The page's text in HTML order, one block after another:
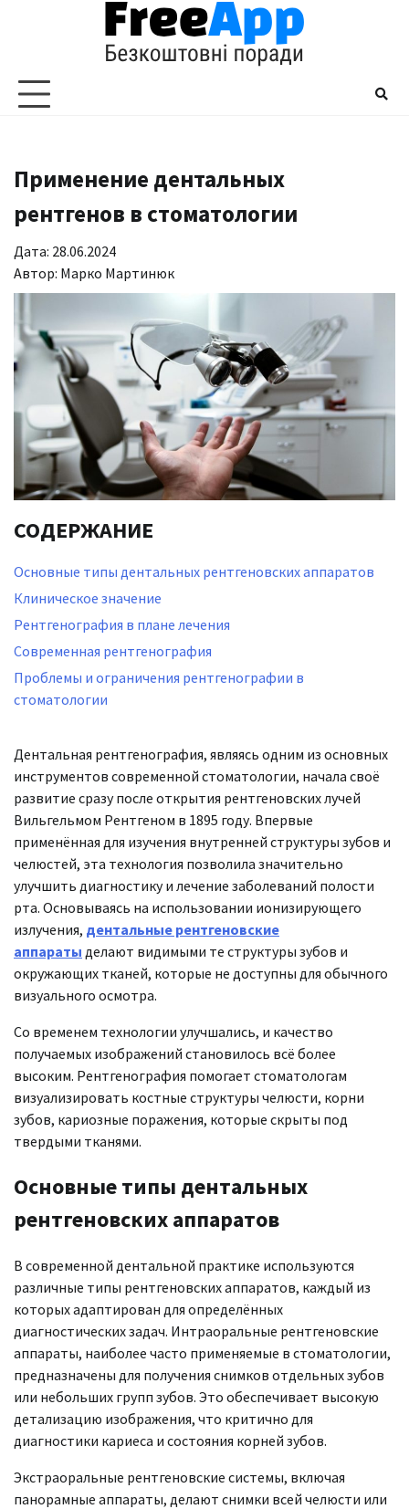
Применение дентальных
рентгенов в стоматологии
Дата: 28.06.2024
Автор: Марко Мартинюк
СОДЕРЖАНИЕ
Основные типы дентальных рентгеновских аппаратов
Клиническое значение
Рентгенография в плане лечения
Современная рентгенография
Проблемы и ограничения рентгенографии в
стоматологии
Дентальная рентгенография, являясь одним из основных
инструментов современной стоматологии, начала своё
развитие сразу после открытия рентгеновских лучей
Вильгельмом Рентгеном в 1895 году. Впервые
применённая для изучения внутренней структуры зубов и
челюстей, эта технология позволила значительно
улучшить диагностику и лечение заболеваний полости
рта. Основываясь на использовании ионизирующего
излучения, дентальные рентгеновские
аппараты делают видимыми те структуры зубов и
окружающих тканей, которые не доступны для обычного
визуального осмотра.
Со временем технологии улучшались, и качество
получаемых изображений становилось всё более
высоким. Рентгенография помогает стоматологам
визуализировать костные структуры челюсти, корни
зубов, кариозные поражения, которые скрыты под
твердыми тканями.
Основные типы дентальных
рентгеновских аппаратов
В современной дентальной практике используются
различные типы рентгеновских аппаратов, каждый из
которых адаптирован для определённых
диагностических задач. Интраоральные рентгеновские
аппараты, наиболее часто применяемые в стоматологии,
предназначены для получения снимков отдельных зубов
или небольших групп зубов. Это обеспечивает высокую
детализацию изображения, что критично для
диагностики кариеса и состояния корней зубов.
Экстраоральные рентгеновские системы, включая
панорамные аппараты, делают снимки всей челюсти или